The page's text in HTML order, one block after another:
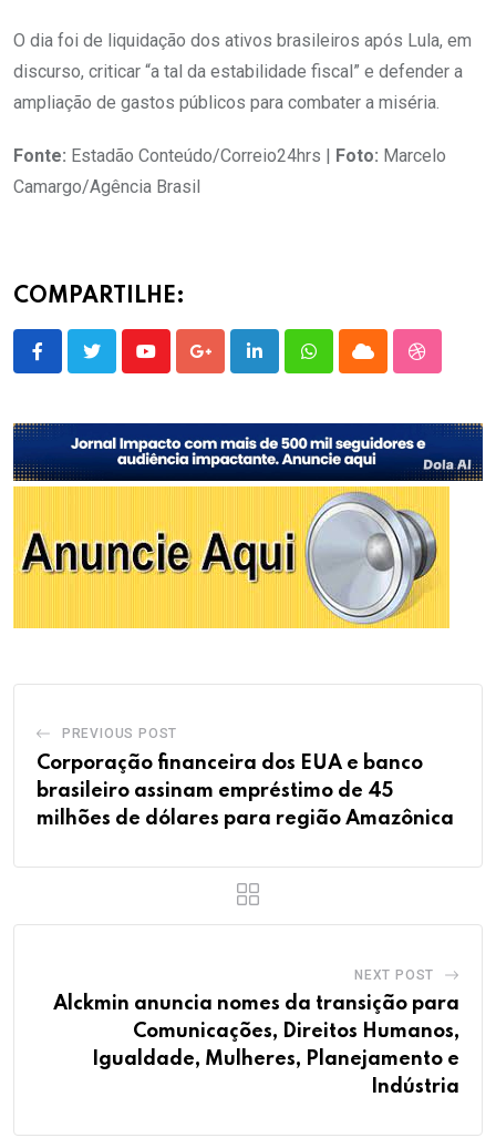
O dia foi de liquidação dos ativos brasileiros após Lula, em
discurso, criticar “a tal da estabilidade fiscal” e defender a
ampliação de gastos públicos para combater a miséria.
Fonte: Estadão Conteúdo/Correio24hrs | Foto: Marcelo
Camargo/Agência Brasil
COMPARTILHE:
YoutubeGoogle+LinkedInWhatsappCloud
PREVIOUS POST
Corporação financeira dos EUA e banco
brasileiro assinam empréstimo de 45
milhões de dólares para região Amazônica
NEXT POST
Alckmin anuncia nomes da transição para
Comunicações, Direitos Humanos,
Igualdade, Mulheres, Planejamento e
Indústria